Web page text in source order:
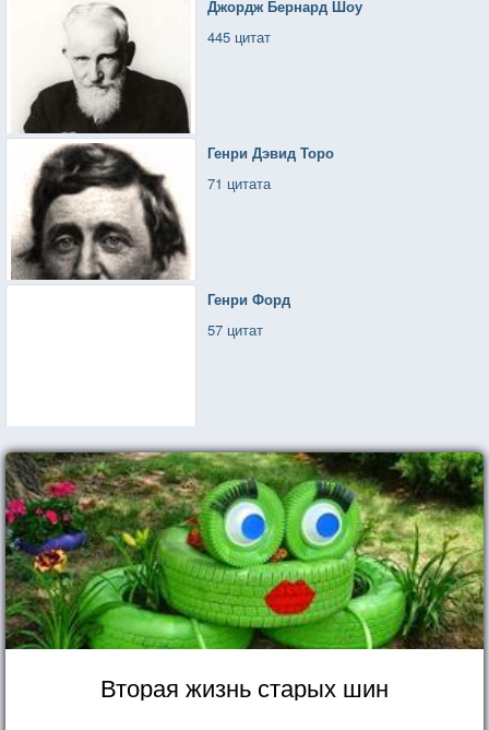
Джордж Бернард Шоу
445 цитат
Генри Дэвид Торо
71 цитата
Генри Форд
57 цитат
Вторая жизнь старых шин